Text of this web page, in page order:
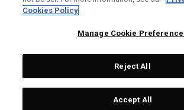
Topgolf Callaway Brands.
All rights reserved.
Cookies Policy
Manage Cookie
Reject All
Accept All